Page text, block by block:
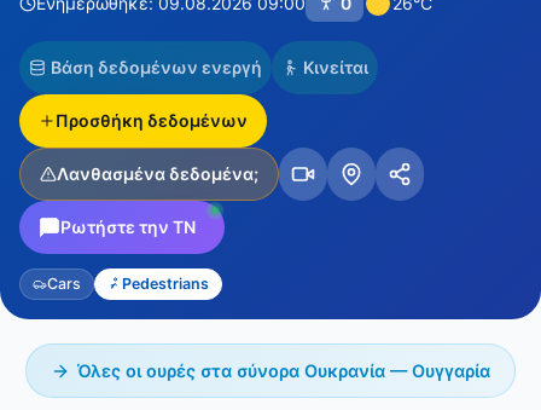
Βάση δεδομένων ενεργή Κινείται
Προσθήκη δεδομένων
Λανθασμένα δεδομένα;
Ρωτήστε την ΤΝ
Cars Pedestrians
Όλες οι ουρές στα σύνορα Ουκρανία — Ουγγαρία